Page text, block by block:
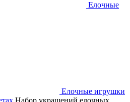
Елочные
Елочные игрушки
Набор украшений елочных